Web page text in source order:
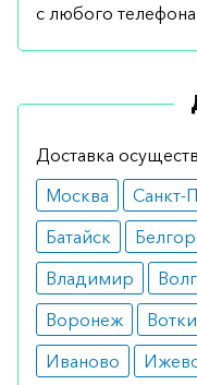
с любого
Доставка
Москва
Санкт-
Батайск
Владимир
Воронеж
Иваново